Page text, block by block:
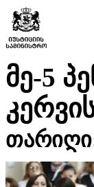
მე-5
თარიღი: